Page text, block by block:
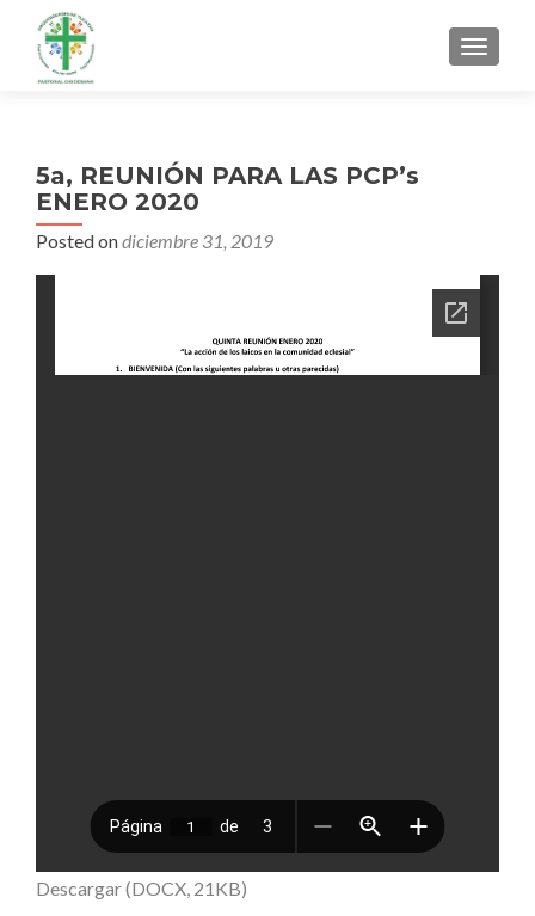
MENU
5a, REUNIÓN PARA LAS PCP’s
ENERO 2020
Posted ondiciembre 31, 2019
Descargar (DOCX, 21KB)